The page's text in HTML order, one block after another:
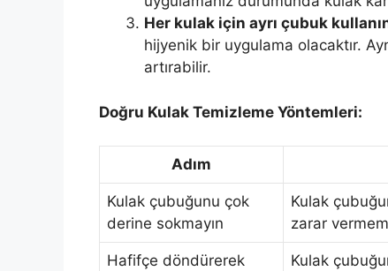
Her kulak için ayrı çubuk
hijyenik bir uygulama olacaktır.
artırabilir.
Doğru Kulak Temizleme Yöntemleri:
Adım
Kulak çubuğunu çok
derine sokmayın
Kulak
zarar
Hafifçe döndürerek
Kulak